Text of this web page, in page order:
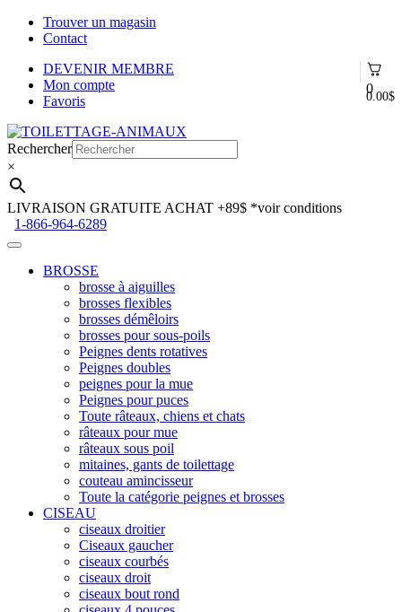
Trouver un magasin
Contact
0
0.00$
DEVENIR MEMBRE
Mon compte
Favoris
Aller
à
la
navigation
Aller
au
contenu
Rechercher
×
LIVRAISON GRATUITE ACHAT +89$ *voir conditions
1-866-964-6289
BROSSE
brosse à aiguilles
brosses flexibles
brosses démêloirs
brosses pour sous-poils
Peignes dents rotatives
Peignes doubles
peignes pour la mue
Peignes pour puces
Toute râteaux, chiens et chats
râteaux pour mue
râteaux sous poil
mitaines, gants de toilettage
couteau amincisseur
Toute la catégorie peignes et brosses
CISEAU
ciseaux droitier
Ciseaux gaucher
ciseaux courbés
ciseaux droit
ciseaux bout rond